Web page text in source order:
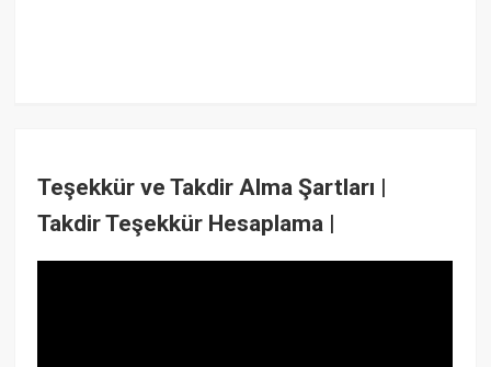
Teşekkür ve Takdir Alma Şartları |
Takdir Teşekkür Hesaplama |